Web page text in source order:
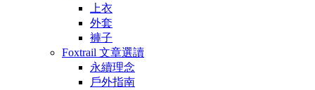
上衣
外套
褲子
Foxtrail 文章選讀
永續理念
戶外指南